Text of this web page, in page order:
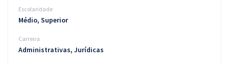
Escolaridade
Médio, Superior
Carreira
Administrativas, Jurídicas